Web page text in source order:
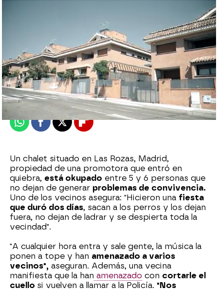
Espejo Público
Publicado:19 de agosto de 2021, 12:31
WhatsappFacebook
X Flipboard
Un chalet situado en Las Rozas, Madrid,
propiedad de una promotora que entró en
quiebra, está okupado entre 5 y 6 personas que
no dejan de generar problemas de convivencia.
Uno de los vecinos asegura: "Hicieron una fiesta
que duró dos días, sacan a los perros y los dejan
fuera, no dejan de ladrar y se despierta toda la
vecindad".
"A cualquier hora entra y sale gente, la música la
ponen a tope y han amenazado a varios
vecinos", aseguran. Además, una vecina
manifiesta que la han amenazado con cortarle el
cuello si vuelven a llamar a la Policía. "Nos